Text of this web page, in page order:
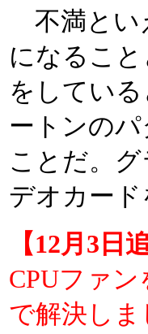
不満とい
になること
をしてい
ートンの
ことだ。
デオカー
【12月3日
CPUファ
で解決し